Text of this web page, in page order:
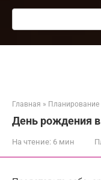
Поиск:
Главная » Планирование
День рождения
На чтение: 6 мин